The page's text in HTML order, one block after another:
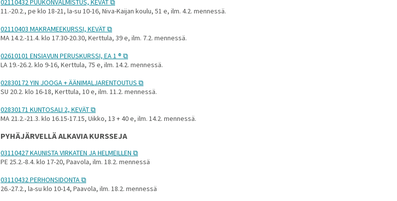
02110432 PUUKONVALMISTUS, KEVÄT
11.-20.2., pe klo 18-21, la-su 10-16, Niva-Kaijan koulu, 51 e, ilm. 4.2. mennessä.
02110403 MAKRAMEEKURSSI, KEVÄT
MA 14.2.-11.4. klo 17.30-20.30, Kerttula, 39 e, ilm. 7.2. mennessä.
02610101 ENSIAVUN PERUSKURSSI, EA 1 ®
LA 19.-26.2. klo 9-16, Kerttula, 75 e, ilm. 14.2. mennessä.
02830172 YIN JOOGA + ÄÄNIMALJARENTOUTUS
SU 20.2. klo 16-18, Kerttula, 10 e, ilm. 11.2. mennessä.
02830171 KUNTOSALI 2, KEVÄT
MA 21.2.-21.3. klo 16.15-17.15, Uikko, 13 + 40 e, ilm. 14.2. mennessä.
PYHÄJÄRVELLÄ ALKAVIA KURSSEJA
03110427 KAUNISTA VIRKATEN JA HELMEILLEN
PE 25.2.-8.4. klo 17-20, Paavola, ilm. 18.2. mennessä
03110432 PERHONSIDONTA
26.-27.2., la-su klo 10-14, Paavola, ilm. 18.2. mennessä